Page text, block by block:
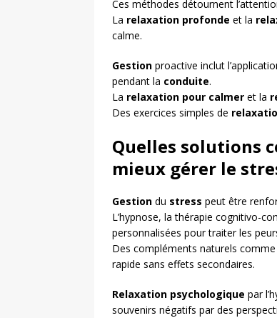
Ces méthodes détournent
La relaxation profonde et la
calme.
Gestion proactive inclut
pendant la conduite.
La relaxation pour calmer et la
Des exercices simples de
Quelles solutions
mieux gérer le
Gestion du stress peut être
L’hypnose, la thérapie cognitivo-
personnalisées pour traiter les
Des compléments naturels
rapide sans effets secondaires.
Relaxation psychologique par
souvenirs négatifs par des